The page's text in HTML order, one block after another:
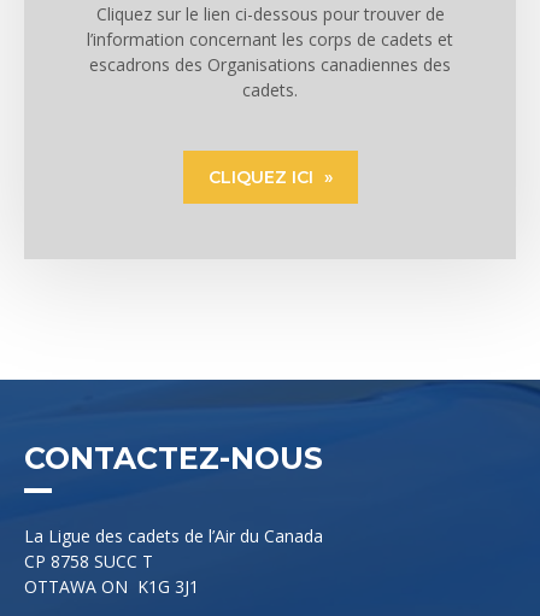
Cliquez sur le lien ci-dessous pour trouver de
l’information concernant les corps de cadets et
escadrons des Organisations canadiennes des
cadets.
CLIQUEZ ICI
CONTACTEZ-NOUS
La Ligue des cadets de l’Air du Canada
CP 8758 SUCC T
OTTAWA ON K1G 3J1